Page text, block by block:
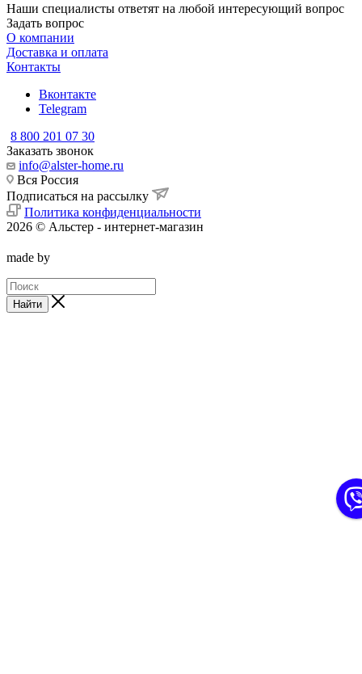
Наши специалисты ответят на любой интересующий вопрос
Задать вопрос
О компании
Доставка и оплата
Контакты
Вконтакте
Telegram
8 800 201 07 30
Заказать звонок
info@alster-home.ru
Вся Россия
Подписаться на рассылку
Политика конфиденциальности
2026 © Альстер - интернет-магазин
made by
Найти